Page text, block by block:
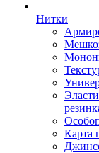
Нитки
Карта